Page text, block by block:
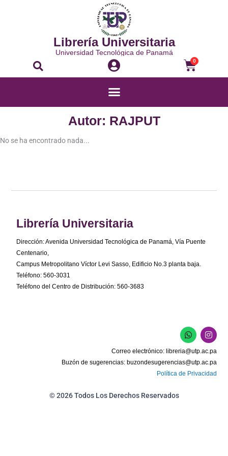
Librería Universitaria
Universidad Tecnológica de Panamá
Buscar 0
Carrito
Menú
Autor: RAJPUT
No se ha encontrado nada...
Librería Universitaria
Dirección: Avenida Universidad Tecnológica de Panamá, Vía Puente
Centenario,
Campus Metropolitano Víctor Levi Sasso, Edificio No.3 planta baja.
Teléfono: 560-3031
Teléfono del Centro de Distribución: 560-3683
W
h
a
t
s
a
p
I
n
s
t
a
g
r
Correo electrónico: libreria@utp.ac.pa
Buzón de sugerencias: buzondesugerencias@utp.ac.pa
Política de Privacidad
© 2026 Todos Los Derechos Reservados